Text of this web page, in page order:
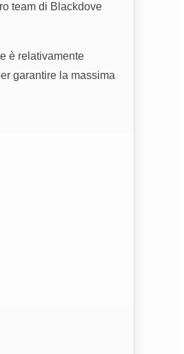
team di Blackdove
è relativamente
garantire la massima